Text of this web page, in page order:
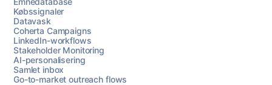
Købssignaler
Datavask
Coherta Campaigns
LinkedIn-workflows
Stakeholder Monitoring
AI-personalisering
Samlet inbox
Go-to-market outreach flows